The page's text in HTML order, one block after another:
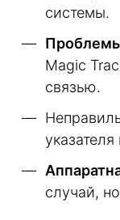
системы.
Magic
связью.
указателя
случай,